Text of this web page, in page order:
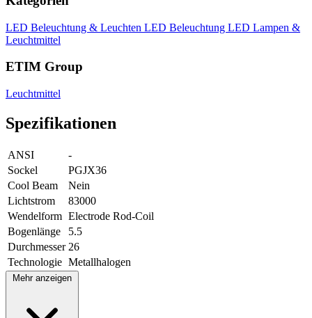
LED Beleuchtung & Leuchten LED Beleuchtung LED Lampen &
Leuchtmittel
ETIM Group
Leuchtmittel
Spezifikationen
ANSI
-
Sockel
PGJX36
Cool Beam
Nein
Lichtstrom
83000
Wendelform Electrode Rod-Coil
Bogenlänge
5.5
Durchmesser 26
Technologie Metallhalogen
Mehr anzeigen